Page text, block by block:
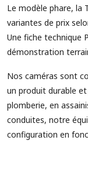
Le modèle phare, la
variantes de prix
Une fiche technique
démonstration
Nos caméras sont
un produit durable
plomberie, en
conduites, notre
configuration en